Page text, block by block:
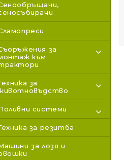
за
към
за
системи
за резитба
за лозя и